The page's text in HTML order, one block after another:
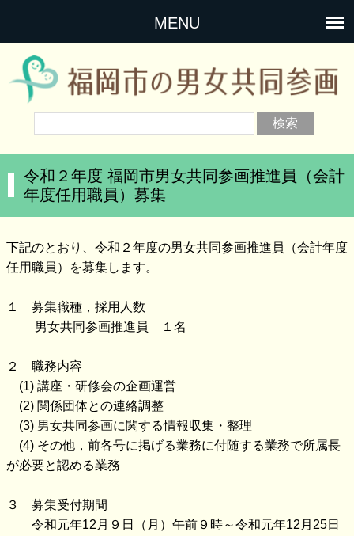
MENU
令和２年度 福岡市男女共同参画推進員（会計
年度任用職員）募集
下記のとおり、令和２年度の男女共同参画推進員（会計年度
任用職員）を募集します。
１ 募集職種，採用人数
男女共同参画推進員 １名
２ 職務内容
(1) 講座・研修会の企画運営
(2) 関係団体との連絡調整
(3) 男女共同参画に関する情報収集・整理
(4) その他，前各号に掲げる業務に付随する業務で所属長
が必要と認める業務
３ 募集受付期間
令和元年12月９日（月）午前９時～令和元年12月25日